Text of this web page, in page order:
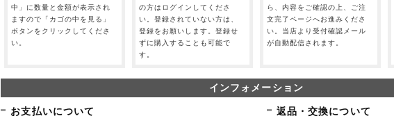
中」に数量と金額が表示され
ますので「カゴの中を見る」
ボタンをクリックしてくださ
い。
の方はログインしてくださ
い。登録されていない方は、
登録をお願いします。登録せ
ずに購入することも可能で
す。
ら、内容をご確認の上、ご注
文完了ページへお進みくださ
い。当店より受付確認メール
が自動配信されます。
インフォメーション
お支払いについて 返品・交換について